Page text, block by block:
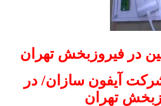
در فیروزبخش تهران
آیفون سازان/ در
تهران